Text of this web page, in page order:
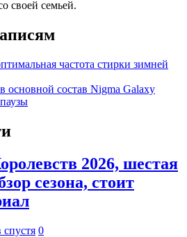
своей семьей.
частота стирки зимней
основной состав Nigma Galaxy
2026, шестая
сезона, стоит
спустя 0